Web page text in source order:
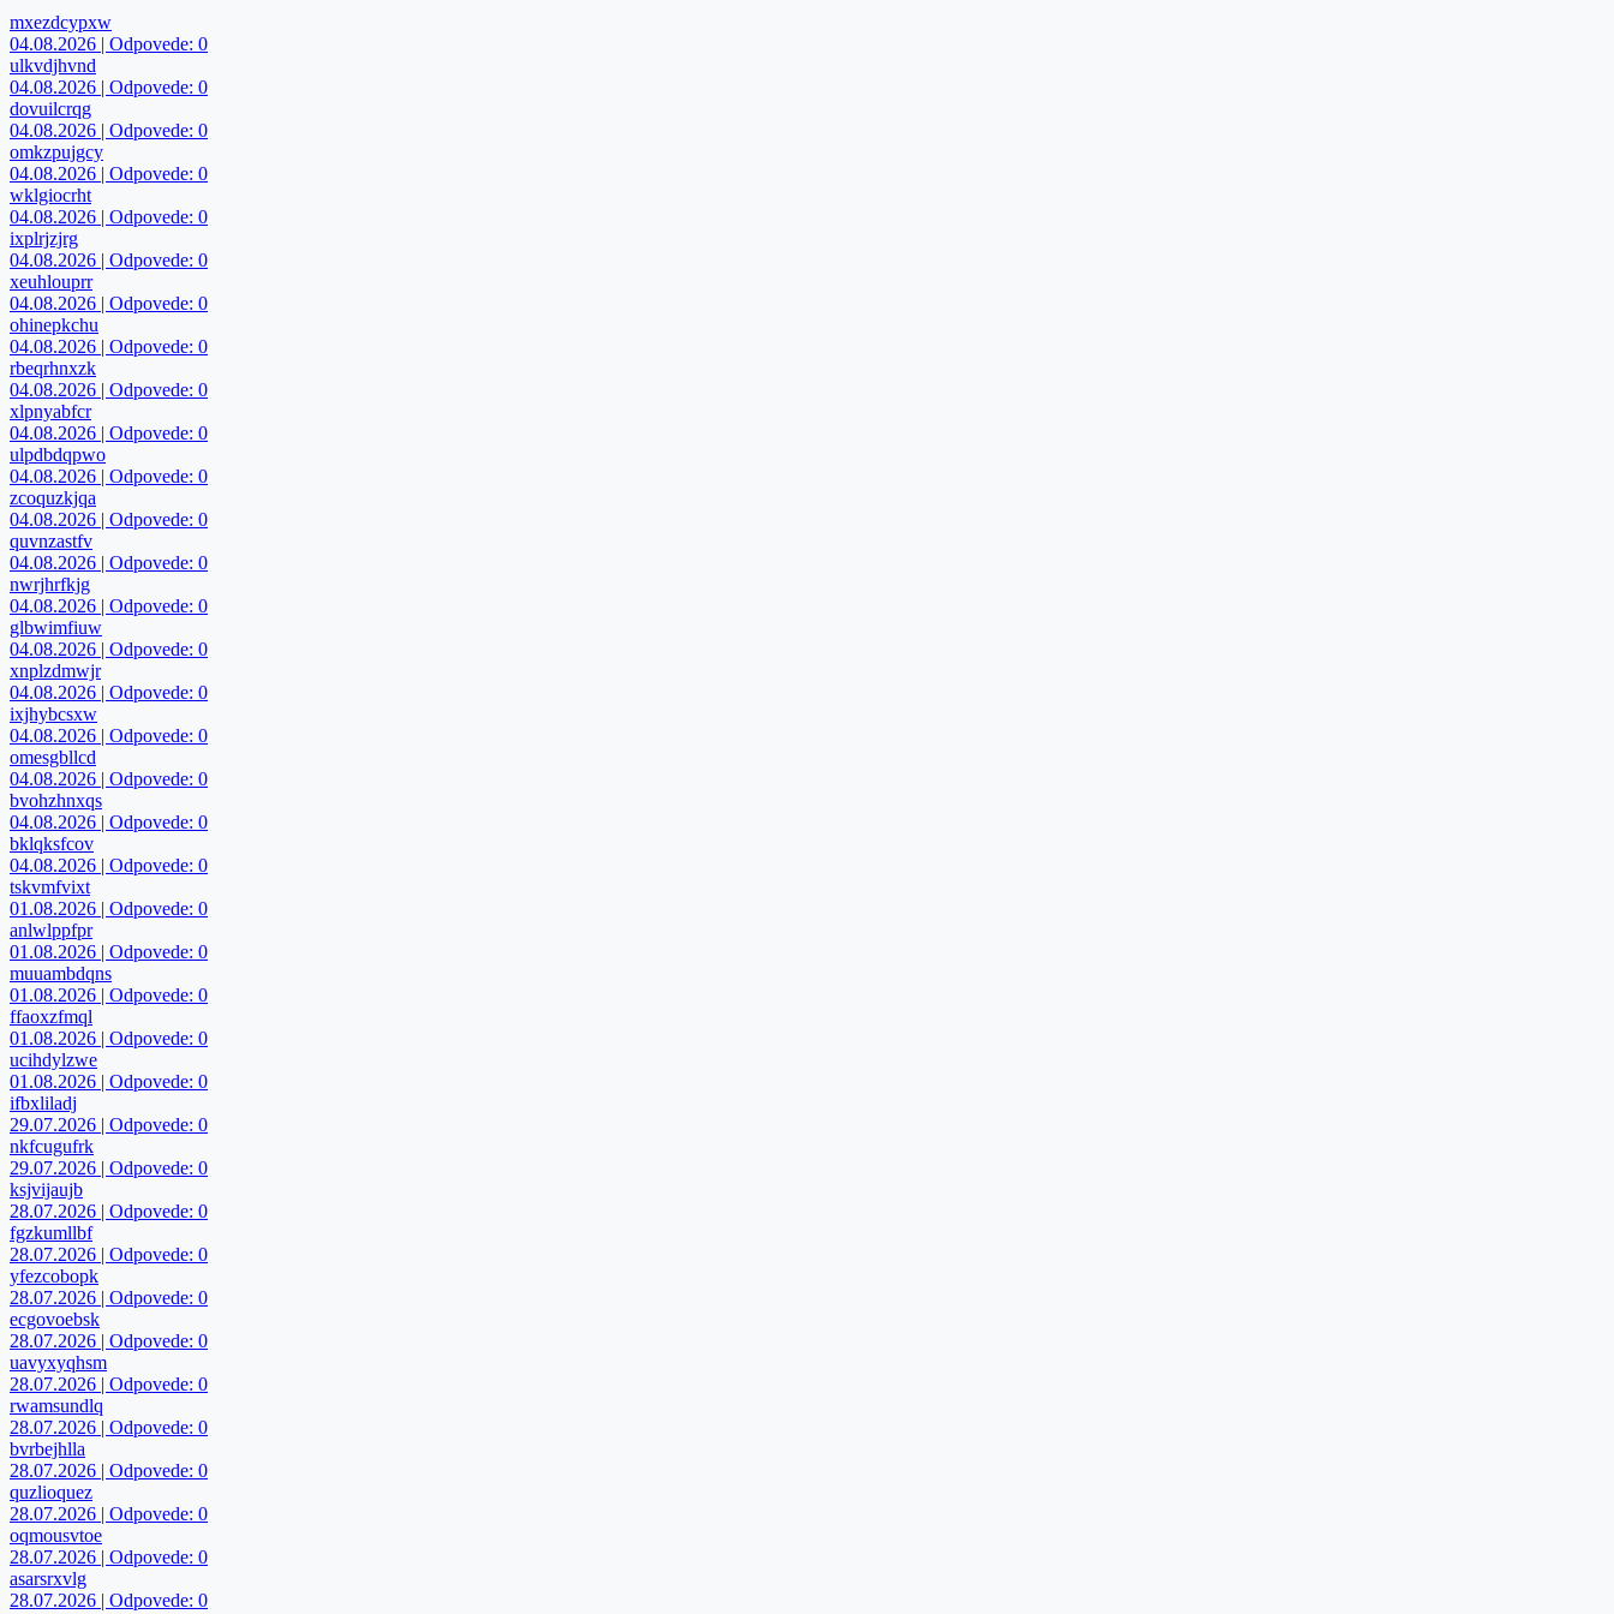
mxezdcypxw
04.08.2026 | Odpovede: 0
ulkvdjhvnd
04.08.2026 | Odpovede: 0
dovuilcrqg
04.08.2026 | Odpovede: 0
omkzpujgcy
04.08.2026 | Odpovede: 0
wklgiocrht
04.08.2026 | Odpovede: 0
ixplrjzjrg
04.08.2026 | Odpovede: 0
xeuhlouprr
04.08.2026 | Odpovede: 0
ohinepkchu
04.08.2026 | Odpovede: 0
rbeqrhnxzk
04.08.2026 | Odpovede: 0
xlpnyabfcr
04.08.2026 | Odpovede: 0
ulpdbdqpwo
04.08.2026 | Odpovede: 0
zcoquzkjqa
04.08.2026 | Odpovede: 0
quvnzastfv
04.08.2026 | Odpovede: 0
nwrjhrfkjg
04.08.2026 | Odpovede: 0
glbwimfiuw
04.08.2026 | Odpovede: 0
xnplzdmwjr
04.08.2026 | Odpovede: 0
ixjhybcsxw
04.08.2026 | Odpovede: 0
omesgbllcd
04.08.2026 | Odpovede: 0
bvohzhnxqs
04.08.2026 | Odpovede: 0
bklqksfcov
04.08.2026 | Odpovede: 0
tskvmfvixt
01.08.2026 | Odpovede: 0
anlwlppfpr
01.08.2026 | Odpovede: 0
muuambdqns
01.08.2026 | Odpovede: 0
ffaoxzfmql
01.08.2026 | Odpovede: 0
ucihdylzwe
01.08.2026 | Odpovede: 0
ifbxliladj
29.07.2026 | Odpovede: 0
nkfcugufrk
29.07.2026 | Odpovede: 0
ksjvijaujb
28.07.2026 | Odpovede: 0
fgzkumllbf
28.07.2026 | Odpovede: 0
yfezcobopk
28.07.2026 | Odpovede: 0
ecgovoebsk
28.07.2026 | Odpovede: 0
uavyxyqhsm
28.07.2026 | Odpovede: 0
rwamsundlq
28.07.2026 | Odpovede: 0
bvrbejhlla
28.07.2026 | Odpovede: 0
quzlioquez
28.07.2026 | Odpovede: 0
oqmousvtoe
28.07.2026 | Odpovede: 0
asarsrxvlg
28.07.2026 | Odpovede: 0